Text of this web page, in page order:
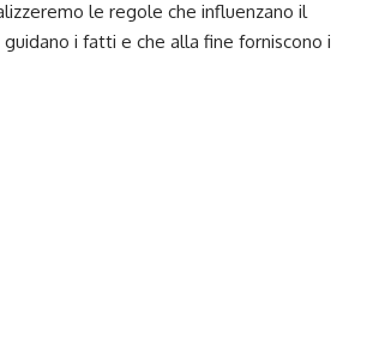
le regole che influenzano il
i fatti e che alla fine forniscono i